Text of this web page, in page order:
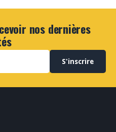
nos dernières
S'inscrire